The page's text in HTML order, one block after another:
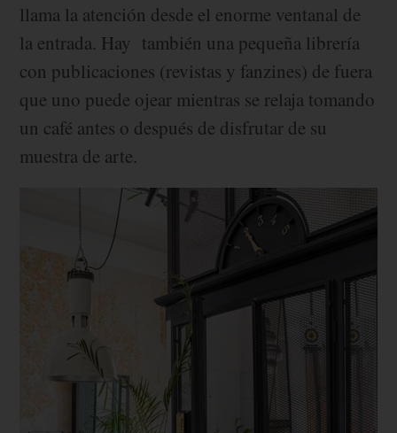
llama la atención desde el enorme ventanal de
la entrada. Hay también una pequeña librería
con publicaciones (revistas y fanzines) de fuera
que uno puede ojear mientras se relaja tomando
un café antes o después de disfrutar de su
muestra de arte.